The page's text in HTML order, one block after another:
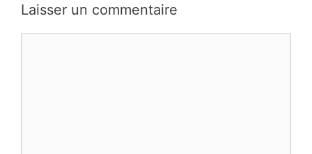
Laisser un commentaire